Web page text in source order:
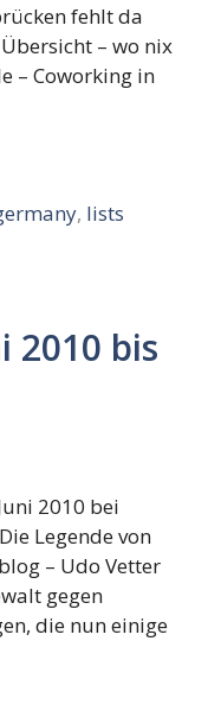
fehlt da
– wo nix
– Coworking in
, lists
2010 bis
2010 bei
Legende von
– Udo Vetter
gegen
die nun einige